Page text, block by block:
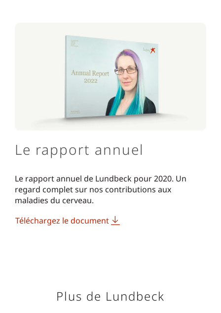
Le rapport annuel
Le rapport annuel de Lundbeck pour 2020. Un
regard complet sur nos contributions aux
maladies du cerveau.
Téléchargez le document
Plus de Lundbeck